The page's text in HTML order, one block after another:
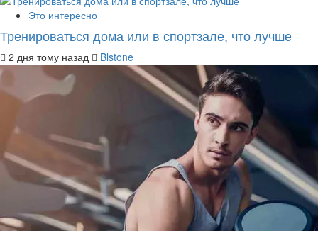
Это интересно
Тренироваться дома или в спортзале, что лучше
2 дня тому назад Blstone